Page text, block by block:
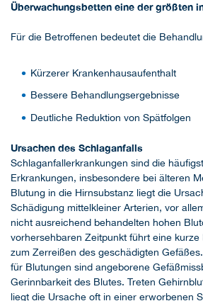
Überwachungsbetten eine der größten
Für die Betroffenen bedeutet die
Kürzerer Krankenhausaufenthalt
Bessere Behandlungsergebnisse
Deutliche Reduktion von Spätfolgen
Ursachen des Schlaganfalls
Schlaganfallerkrankungen sind die
Erkrankungen, insbesondere bei älteren
Blutung in die Hirnsubstanz liegt die
Schädigung mittelkleiner Arterien, vor
nicht ausreichend behandelten hohen
vorhersehbaren Zeitpunkt führt eine
zum Zerreißen des geschädigten
für Blutungen sind angeborene
Gerinnbarkeit des Blutes. Treten
liegt die Ursache oft in einer erworbenen